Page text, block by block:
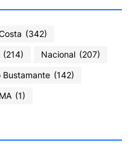
(342)
(214) Nacional (207)
Bustamante (142)
(1)